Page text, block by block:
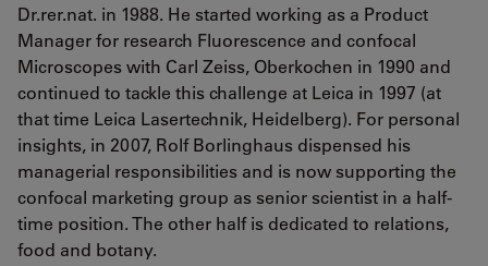
Dr.rer.nat. in 1988. He started working as a Product
Manager for research Fluorescence and confocal
Microscopes with Carl Zeiss, Oberkochen in 1990 and
continued to tackle this challenge at Leica in 1997 (at
that time Leica Lasertechnik, Heidelberg). For personal
insights, in 2007, Rolf Borlinghaus dispensed his
managerial responsibilities and is now supporting the
confocal marketing group as senior scientist in a half-
time position. The other half is dedicated to relations,
food and botany.